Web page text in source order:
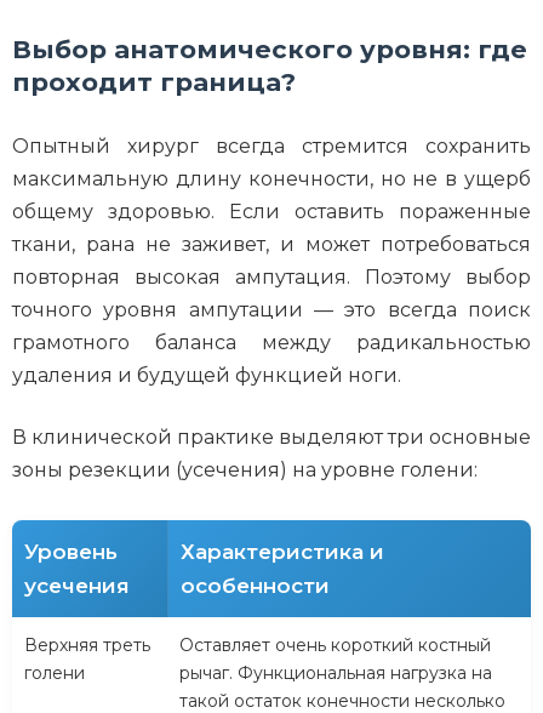
Выбор анатомического уровня: где
проходит граница?
Опытный хирург всегда стремится сохранить
максимальную длину конечности, но не в ущерб
общему здоровью. Если оставить пораженные
ткани, рана не заживет, и может потребоваться
повторная высокая ампутация. Поэтому выбор
точного уровня ампутации — это всегда поиск
грамотного баланса между радикальностью
удаления и будущей функцией ноги.
В клинической практике выделяют три основные
зоны резекции (усечения) на уровне голени:
Уровень
усечения
Характеристика и
особенности
Верхняя треть
голени
Оставляет очень короткий костный
рычаг. Функциональная нагрузка на
такой остаток конечности несколько